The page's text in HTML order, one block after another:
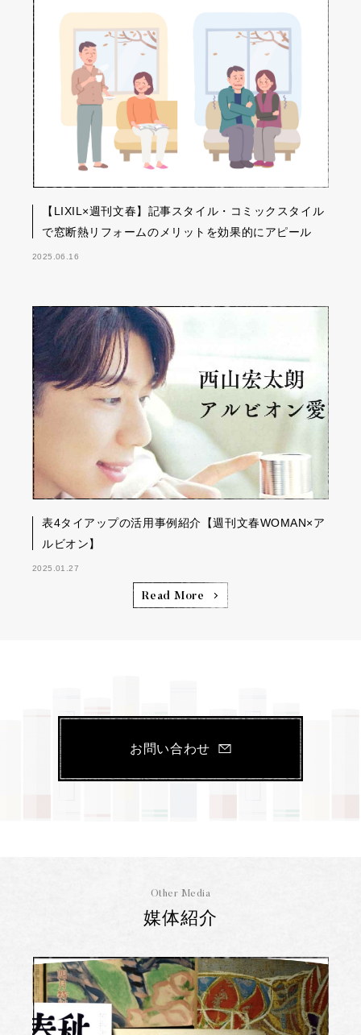
【LIXIL×週刊文春】記事スタイル・コミックスタイル
で窓断熱リフォームのメリットを効果的にアピール
2025.06.16
表4タイアップの活用事例紹介【週刊文春WOMAN×ア
ルビオン】
2025.01.27
Read More
お問い合わせ
Other Media
媒体紹介